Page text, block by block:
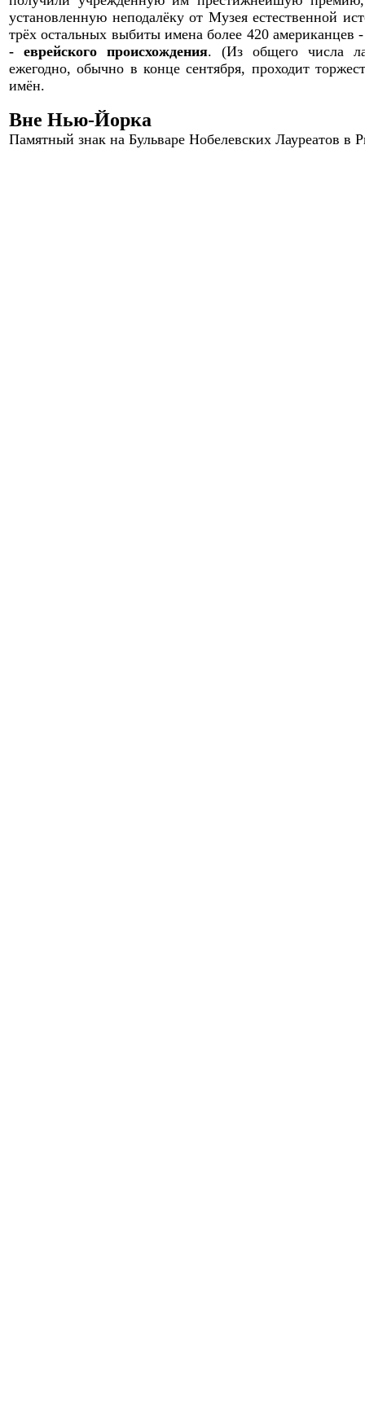
установленную неподалёку от Музея естественной
трёхостальных выбиты имена более 420
- еврейского происхождения. (Из общего числа
ежегодно, обычно в конце сентября, проходит
имён.
Вне Нью-Йорка
Памятный знак на Бульваре Нобелевских Лауреатов в